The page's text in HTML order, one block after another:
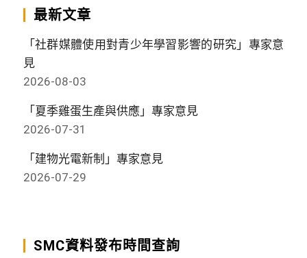
最新文章
「社群媒體使用對青少年學習影響的研究」專家意
見
2026-08-03
「夏季雞蛋生產與供應」專家意見
2026-07-31
「建物光電新制」專家意見
2026-07-29
SMC資料發布時間查詢